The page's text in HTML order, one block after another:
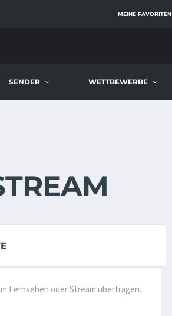
MEINE FAVORITEN
SENDER WETTBEWERBE
Fernsehen oder Stream übertragen.